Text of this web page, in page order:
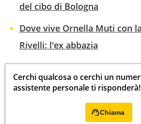
del cibo di Bologna
Dove vive Ornella Muti con
Rivelli: l'ex abbazia
Cerchi qualcosa o cerchi un
assistente personale ti risponderà!
Chiama